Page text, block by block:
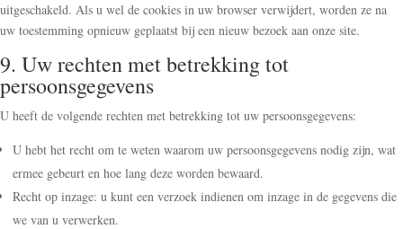
uitgeschakeld. Als u wel de cookies in uw browser verwijdert, worden ze na
uw toestemming opnieuw geplaatst bij een nieuw bezoek aan onze site.
9. Uw rechten met betrekking tot
persoonsgegevens
U heeft de volgende rechten met betrekking tot uw persoonsgegevens:
U hebt het recht om te weten waarom uw persoonsgegevens nodig zijn, wat
ermee gebeurt en hoe lang deze worden bewaard.
Recht op inzage: u kunt een verzoek indienen om inzage in de gegevens die
we van u verwerken.